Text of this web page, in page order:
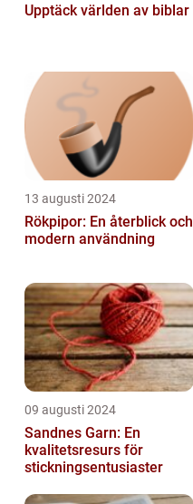
Upptäck världen av biblar
13 augusti 2024
Rökpipor: En återblick och
modern användning
09 augusti 2024
Sandnes Garn: En
kvalitetsresurs för
stickningsentusiaster